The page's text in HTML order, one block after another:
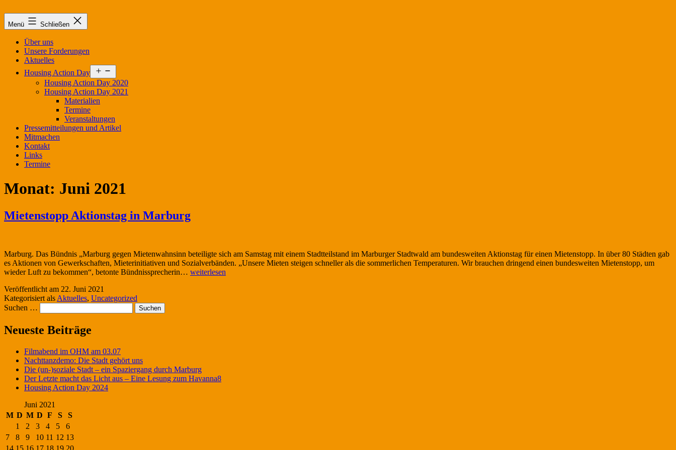
Inhalt
springen
Menü Schließen
Über uns
Unsere Forderungen
Aktuelles
Housing Action Day
öffnen
Housing Action Day 2020
Housing Action Day 2021
Materialien
Termine
Veranstaltungen
Pressemitteilungen und Artikel
Mitmachen
Kontakt
Links
Termine
Monat: Juni 2021
Mietenstopp Aktionstag in Marburg
Marburg. Das Bündnis „Marburg gegen Mietenwahnsinn beteiligte sich am Samstag mit einem Stadtteilstand im Marburger Stadtwald am bundesweiten Aktionstag für einen Mietenstopp. In über 80 Städten gab
es Aktionen von Gewerkschaften, Mieterinitiativen und Sozialverbänden. „Unsere Mieten steigen schneller als die sommerlichen Temperaturen. Wir brauchen dringend einen bundesweiten Mietenstopp, um
wieder Luft zu bekommen“, betonte Bündnissprecherin… Mietenstopp
weiterlesen
Veröffentlicht am 22. Juni 2021
Kategorisiert als Aktuelles, Uncategorized
Suchen …
Neueste Beiträge
Filmabend im OHM am 03.07
Nachttanzdemo: Die Stadt gehört uns
Die (un-)soziale Stadt – ein Spaziergang durch Marburg
Der Letzte macht das Licht aus – Eine Lesung zum Havanna8
Housing Action Day 2024
Juni 2021
M D M D F S
S
1
2 3 4 5
6
7
8 9 10 11 12 13
14 15 16 17 18 19 20